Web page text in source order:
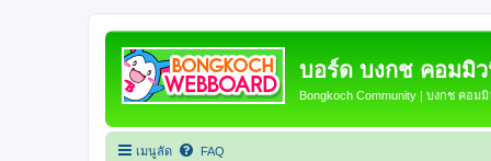
บอร์ด บงกช คอมมิ
Bongkoch Community | บงกช คอม
เมนูลัด FAQ